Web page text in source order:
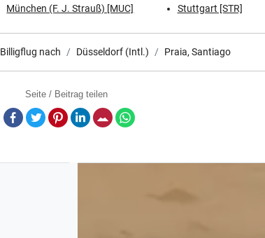
München (F. J. Strauß) [MUC]
Stuttgart [STR]
Billigflug nach Düsseldorf (Intl.) Praia, Santiago
Seite / Beitrag teilen
Facebook
TwitterPinterestLinkedInE-Mail